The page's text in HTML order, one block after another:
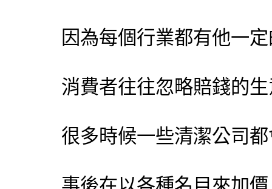
因為每個行業都有他一
消費者往往忽略賠錢的
很多時候一些清潔公司